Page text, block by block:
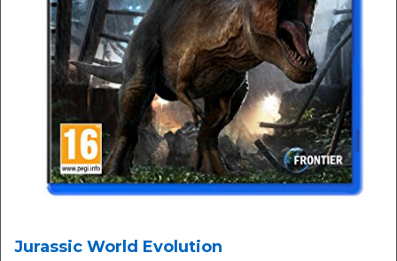
Jurassic World Evolution